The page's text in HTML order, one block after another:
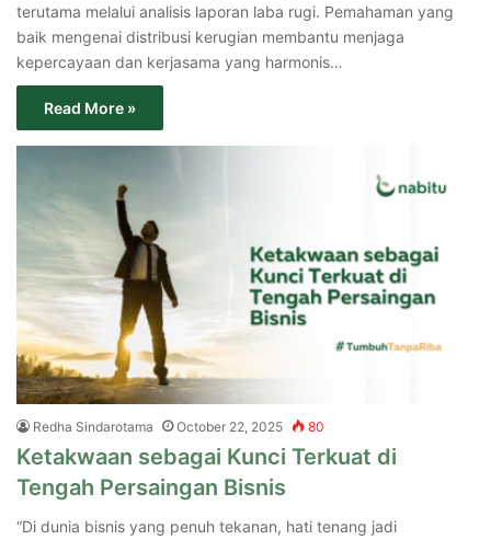
terutama melalui analisis laporan laba rugi. Pemahaman yang
baik mengenai distribusi kerugian membantu menjaga
kepercayaan dan kerjasama yang harmonis…
Read More »
Redha Sindarotama October 22, 2025 80
Ketakwaan sebagai Kunci Terkuat di
Tengah Persaingan Bisnis
“Di dunia bisnis yang penuh tekanan, hati tenang jadi